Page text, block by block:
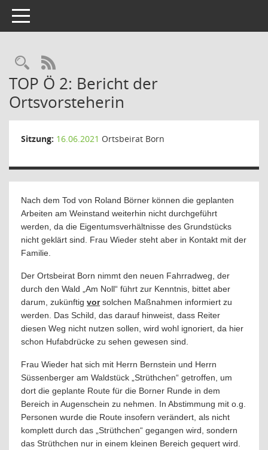
Toggle navigation
Rechercheauswahl
RSS-Feed
TOP Ö 2: Bericht der
Ortsvorsteherin
Sitzung: 16.06.2021 Ortsbeirat Born
Nach dem Tod von Roland Börner können die geplanten
Arbeiten am Weinstand weiterhin nicht durchgeführt
werden, da die Eigentumsverhältnisse des Grundstücks
nicht geklärt sind. Frau Wieder steht aber in Kontakt mit der
Familie.
Der Ortsbeirat Born nimmt den neuen Fahrradweg, der
durch den Wald „Am Noll“ führt zur Kenntnis, bittet aber
darum, zukünftig vorsolchen Maßnahmen informiert zu
werden. Das Schild, das darauf hinweist, dass Reiter
diesen Weg nicht nutzen sollen, wird wohl ignoriert, da hier
schon Hufabdrücke zu sehen gewesen sind.
Frau Wieder hat sich mit Herrn Bernstein und Herrn
Süssenberger am Waldstück „Strüthchen“ getroffen, um
dort die geplante Route für die Borner Runde in dem
Bereich in Augenschein zu nehmen. In Abstimmung mit o.g.
Personen wurde die Route insofern verändert, als nicht
komplett durch das „Strüthchen“ gegangen wird, sondern
das Strüthchen nur in einem kleinen Bereich gequert wird.